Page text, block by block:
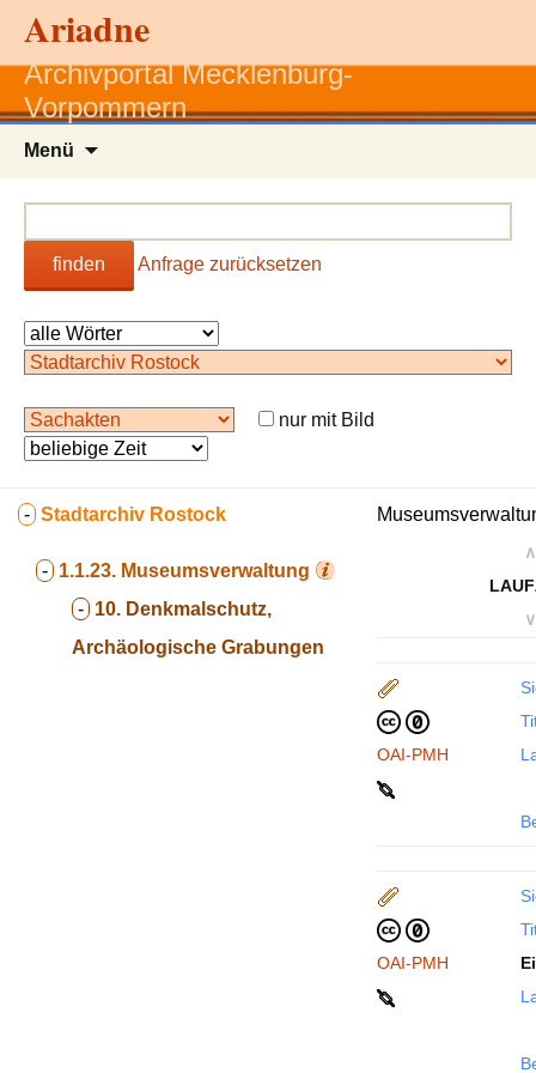
Ariadne
Archivportal Mecklenburg-
Vorpommern
Menü
finden Anfrage zurücksetzen
nur mit Bild
- Stadtarchiv Rostock
- 1.1.23. Museumsverwaltung
- 10. Denkmalschutz,
Archäologische Grabungen
∧
∨
OAI-PMH
OAI-PMH